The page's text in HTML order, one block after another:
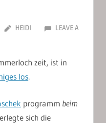
HEIDI
LEAVE A
zeit, ist in
los.
programm beim
sich die